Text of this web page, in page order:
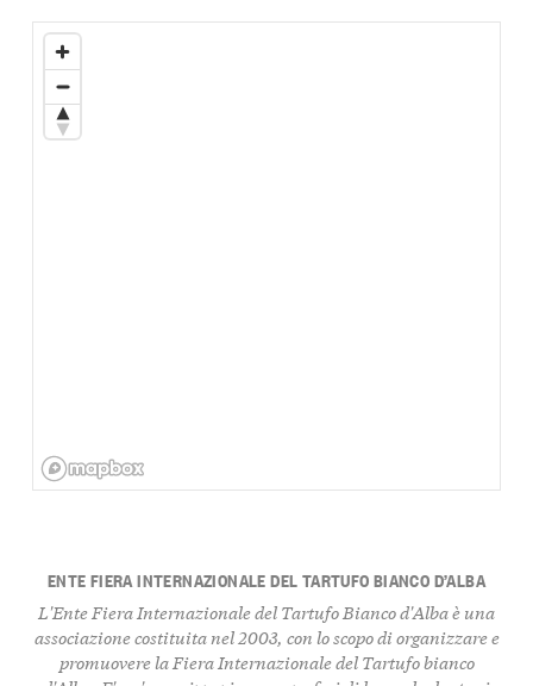
ENTE FIERA INTERNAZIONALE DEL TARTUFO BIANCO D’ALBA
L'Ente Fiera Internazionale del Tartufo Bianco d'Alba è una
associazione costituita nel 2003, con lo scopo di organizzare e
promuovere la Fiera Internazionale del Tartufo bianco